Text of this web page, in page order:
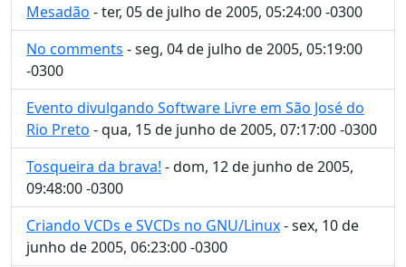
Mesadão - ter, 05 de julho de 2005, 05:24:00 -0300
No comments - seg, 04 de julho de 2005, 05:19:00
-0300
Evento divulgando Software Livre em São José do
Rio Preto - qua, 15 de junho de 2005, 07:17:00 -0300
Tosqueira da brava! - dom, 12 de junho de 2005,
09:48:00 -0300
Criando VCDs e SVCDs no GNU/Linux- sex, 10 de
junho de 2005, 06:23:00 -0300